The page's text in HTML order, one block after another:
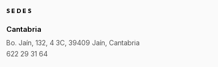
SEDES
Cantabria
Bo. Jaín, 132, 4 3C, 39409 Jaín, Cantabria
622 29 31 64